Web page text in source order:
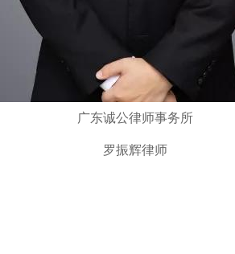
广东诚公律师事务所
罗振辉律师